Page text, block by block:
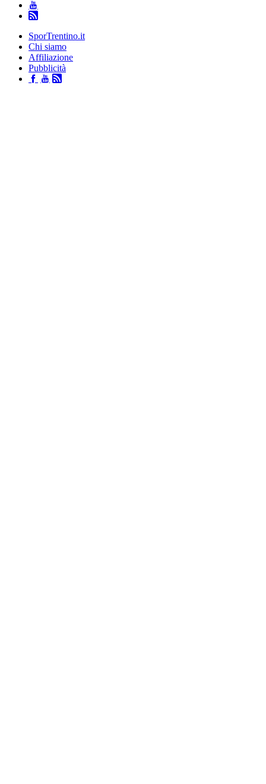
SporTrentino.it
Chi siamo
Affiliazione
Pubblicità